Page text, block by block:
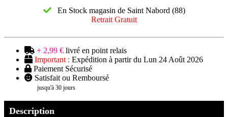
En Stock magasin de Saint Nabord (88)
Retrait Gratuit
+ 2,99 € livré en point relais
Important : Expédition à partir du Lun 24 Août 2026
Paiement Sécurisé
Satisfait ou Remboursé
jusqu'à 30 jours
Description